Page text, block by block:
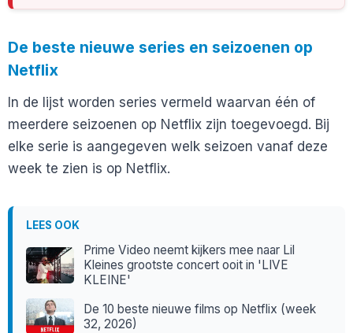
De beste nieuwe series en seizoenen op
Netflix
In de lijst worden series vermeld waarvan één of
meerdere seizoenen op Netflix zijn toegevoegd. Bij
elke serie is aangegeven welk seizoen vanaf deze
week te zien is op Netflix.
LEES OOK
Prime Video neemt kijkers mee naar Lil
Kleines grootste concert ooit in 'LIVE
KLEINE'
De 10 beste nieuwe films op Netflix (week
32, 2026)